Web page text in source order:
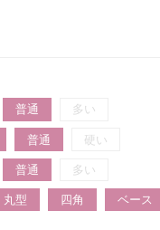
普通 多い
普通 硬い
普通 多い
丸型 四角 ベース